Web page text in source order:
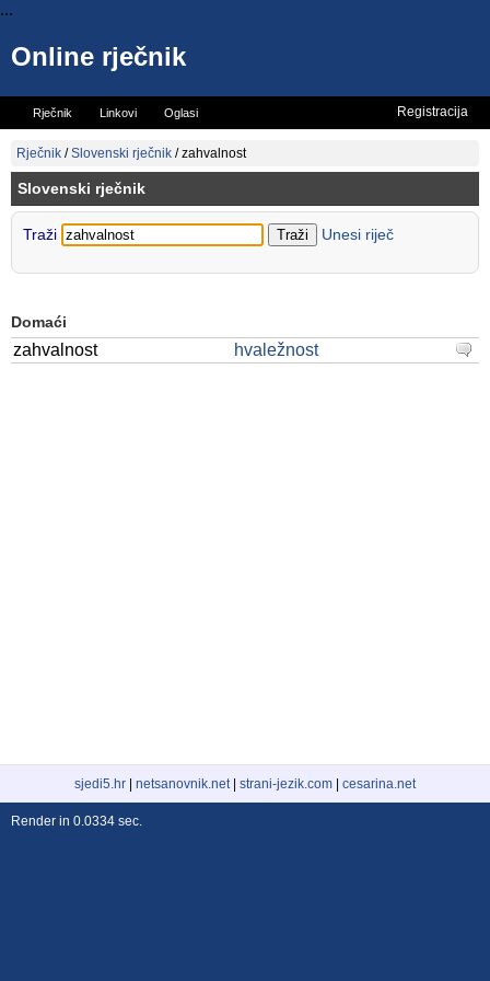
...
Online rječnik
Rječnik Linkovi Oglasi
Vicevi Mini rječnik
Registracija
Rječnik /Slovenski rječnik /zahvalnost
Slovenski rječnik
Traži Unesi riječ
Domaći
zahvalnost hvaležnost
sjedi5.hr netsanovnik.net| strani-jezik.com cesarina.net
Render in 0.0334 sec.